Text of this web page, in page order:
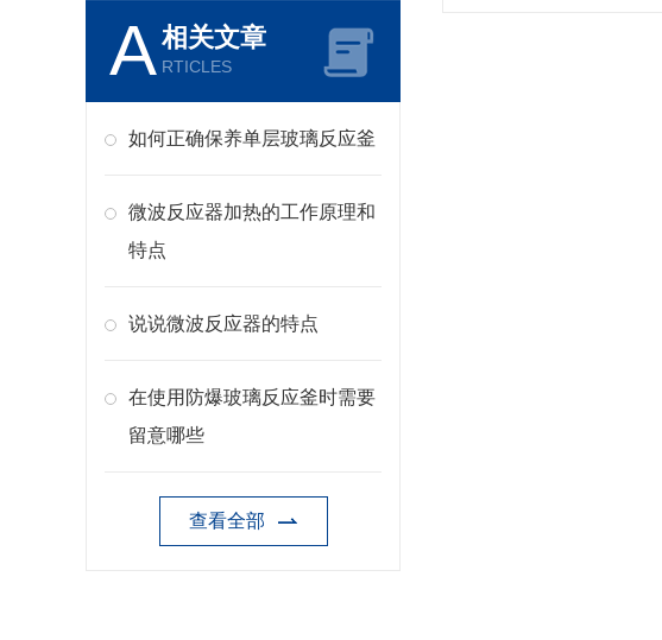
A相关文章
RTICLES
如何正确保养单层玻璃反应釜
微波反应器加热的工作原理和
特点
说说微波反应器的特点
在使用防爆玻璃反应釜时需要
留意哪些
查看全部